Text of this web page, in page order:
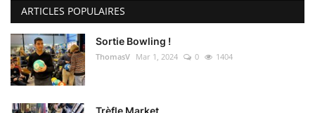
ARTICLES POPULAIRES
Sortie Bowling !
ThomasV Mar 1, 2024 0 1404
Trèfle Market